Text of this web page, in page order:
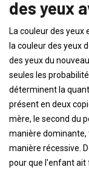
des yeux
La couleur des
la couleur des yeux
des yeux du
seules les
déterminent la
présent en deux
mère, le second du
manière dominante,
manière récessive.
pour que l'enfant ait